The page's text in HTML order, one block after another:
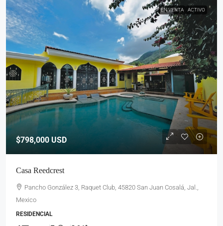
EN VENTA ACTIVO
$798,000 USD
Casa Reedcrest
Pancho González 3, Raquet Club, 45820 San Juan Cosalá, Jal.,
Mexico
RESIDENCIAL